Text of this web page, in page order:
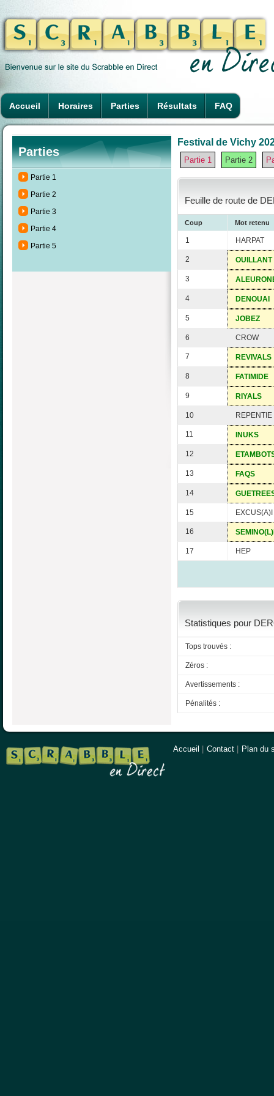
Accueil Horaires Parties Résultats FAQ
Parties
Partie 1
Partie 2
Partie 3
Partie 4
Partie 5
Festival de Vichy
Partie 1 Partie 2
Feuille de route de
Coup Mot retenu
1 HARPAT
2 OUILLANT
3
4 DENOUAI
5 JOBEZ
6 CROW
7 REVIVALS
8 FATIMIDE
9 RIYALS
10 REPENTIE
11 INUKS
12
13 FAQS
14
15 EXCUS(A)I
16
17 HEP
Statistiques pour
Tops trouvés :
Zéros :
Avertissements :
Pénalités :
Accueil Contact Plan du